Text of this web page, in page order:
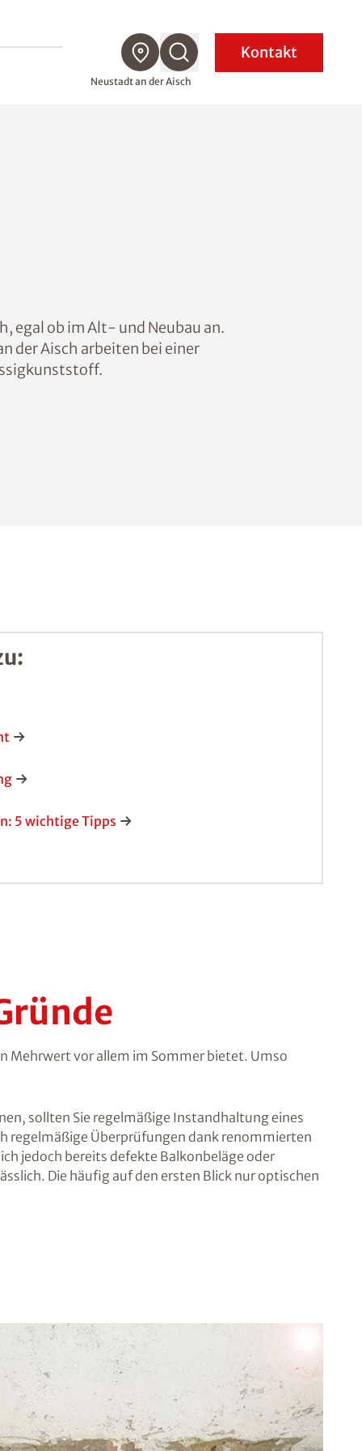
Neustadt an der Aisch
Kontakt
egal ob im Alt- und Neubau an.
der Aisch arbeiten bei einer
5 wichtige Tipps
Mehrwert vor allem im Sommer bietet. Umso
sollten Sie regelmäßige Instandhaltung eines
regelmäßige Überprüfungen dank renommierten
jedoch bereits defekte Balkonbeläge oder
Die häufig auf den ersten Blick nur optischen